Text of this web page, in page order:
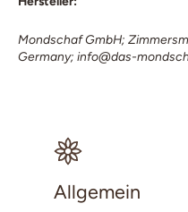
Mondschaf GmbH;
Germany; info@das-
Allgemein